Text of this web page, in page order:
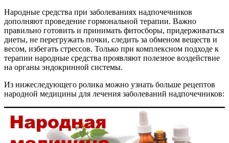
Народные средства при заболеваниях надпочечников
дополняют проведение гормональной терапии. Важно
правильно готовить и принимать фитосборы, придерживаться
диеты, не перегружать почки, следить за обменом веществ и
весом, избегать стрессов. Только при комплексном подходе к
терапии народные средства проявляют полезное воздействие
на органы эндокринной системы.
Из нижеследующего ролика можно узнать больше рецептов
народной медицины для лечения заболеваний надпочечников: